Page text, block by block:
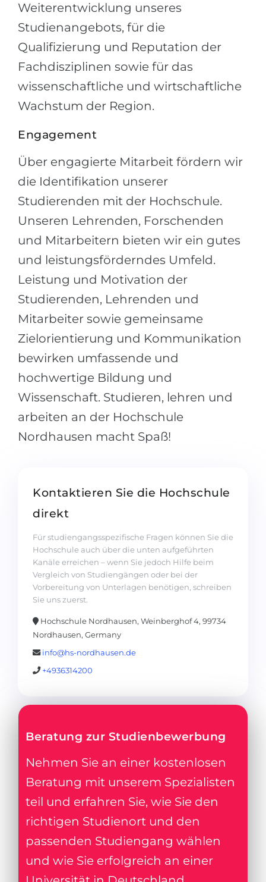
Weiterentwicklung unseres
Studienangebots, für die
Qualifizierung und Reputation der
Fachdisziplinen sowie für das
wissenschaftliche und wirtschaftliche
Wachstum der Region.
Engagement
Über engagierte Mitarbeit fördern wir
die Identifikation unserer
Studierenden mit der Hochschule.
Unseren Lehrenden, Forschenden
und Mitarbeitern bieten wir ein gutes
und leistungsförderndes Umfeld.
Leistung und Motivation der
Studierenden, Lehrenden und
Mitarbeiter sowie gemeinsame
Zielorientierung und Kommunikation
bewirken umfassende und
hochwertige Bildung und
Wissenschaft. Studieren, lehren und
arbeiten an der Hochschule
Nordhausen macht Spaß!
Kontaktieren Sie die Hochschule
direkt
Für studiengangsspezifische Fragen können Sie die
Hochschule auch über die unten aufgeführten
Kanäle erreichen – wenn Sie jedoch Hilfe beim
Vergleich von Studiengängen oder bei der
Vorbereitung von Unterlagen benötigen, schreiben
Sie uns zuerst.
Hochschule Nordhausen, Weinberghof 4, 99734
Nordhausen, Germany
info@hs-nordhausen.de
+4936314200
Beratung zur Studienbewerbung
Nehmen Sie an einer kostenlosen
Beratung mit unserem Spezialisten
teil und erfahren Sie, wie Sie den
richtigen Studienort und den
passenden Studiengang wählen
und wie Sie erfolgreich an einer